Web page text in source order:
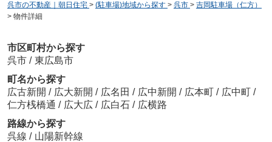
呉市の不動産｜朝日住宅 > (駐車場)地域から探す > 呉市 > 吉岡駐車場（仁方）
> 物件詳細
市区町村から探す
呉市 / 東広島市
町名から探す
広古新開 / 広大新開 / 広名田 / 広中新開 / 広本町 / 広中町 /
仁方桟橋通 / 広大広 / 広白石 / 広横路
路線から探す
呉線 / 山陽新幹線